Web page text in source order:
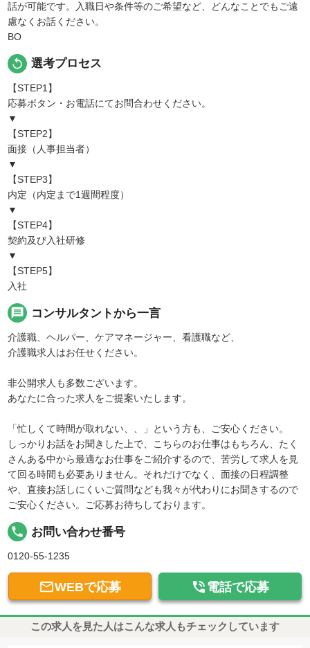
話が可能です。入職日や条件等のご希望など、どんなことでもご遠
慮なくお話ください。
BO
replay 選考プロセス
【STEP1】
応募ボタン・お電話にてお問合わせください。
▼
【STEP2】
面接（人事担当者）
▼
【STEP3】
内定（内定まで1週間程度）
▼
【STEP4】
契約及び入社研修
▼
【STEP5】
入社
message コンサルタントから一言
介護職、ヘルパー、ケアマネージャー、看護職など、
介護職求人はお任せください。
非公開求人も多数ございます。
あなたに合った求人をご提案いたします。
「忙しくて時間が取れない、、」という方も、ご安心ください。
しっかりお話をお聞きした上で、こちらのお仕事はもちろん、たく
さんある中から最適なお仕事をご紹介するので、苦労して求人を見
て回る時間も必要ありません。それだけでなく、面接の日程調整
や、直接お話しにくいご質問なども我々が代わりにお聞きするので
ご安心ください。ご応募お待ちしております。
local_phone お問い合わせ番号
0120-55-1235
WEBで応募  電話で応募
この求人を見た人はこんな求人もチェックしています